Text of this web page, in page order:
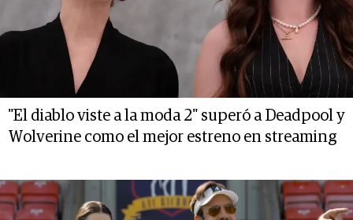
"El diablo viste a la moda 2" superó a Deadpool y
Wolverine como el mejor estreno en streaming